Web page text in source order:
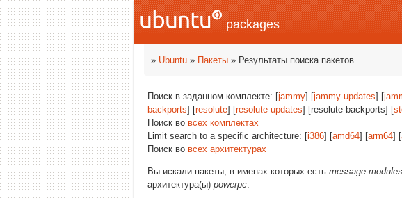
packages
» Ubuntu » Пакеты » Результаты поиска пакетов
Поиск в заданном комплекте: [jammy] [jammy-updates] [
backports] [resolute] [resolute-updates] [resolute-backports] [
Поиск во всех комплектах
Limit search to a specific architecture: [i386] [amd64] [arm64] [
Поиск во всех архитектурах
Вы искали пакеты, в именах которых есть message-
архитектура(ы) powerpc.